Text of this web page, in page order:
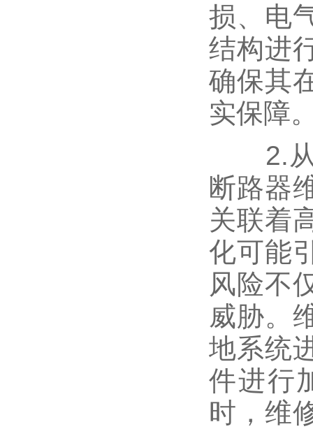
损、电
结构进
确保其
实保障
2.从
断路器
关联着
化可能
风险不
威胁。
地系统
件进行
时，维